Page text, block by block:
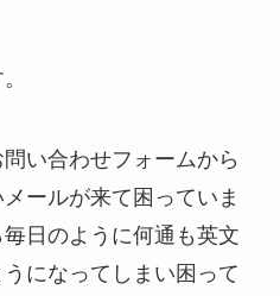
い合わせフォームから
ールが来て困っていま
日のように何通も英文
になってしまい困って